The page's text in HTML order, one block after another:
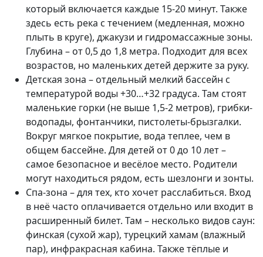
который включается каждые 15-20 минут. Также
здесь есть река с течением (медленная, можно
плыть в круге), джакузи и гидромассажные зоны.
Глубина – от 0,5 до 1,8 метра. Подходит для всех
возрастов, но маленьких детей держите за руку.
Детская зона – отдельный мелкий бассейн с
температурой воды +30…+32 градуса. Там стоят
маленькие горки (не выше 1,5-2 метров), грибки-
водопады, фонтанчики, пистолеты-брызгалки.
Вокруг мягкое покрытие, вода теплее, чем в
общем бассейне. Для детей от 0 до 10 лет –
самое безопасное и весёлое место. Родители
могут находиться рядом, есть шезлонги и зонты.
Спа-зона – для тех, кто хочет расслабиться. Вход
в неё часто оплачивается отдельно или входит в
расширенный билет. Там – несколько видов саун:
финская (сухой жар), турецкий хамам (влажный
пар), инфракрасная кабина. Также тёплые и